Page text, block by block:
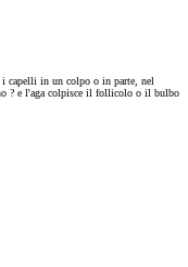
capelli in un colpo o in parte, nel
? e l'aga colpisce il follicolo o il bulbo